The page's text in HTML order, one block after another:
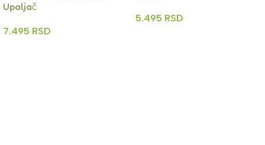
Upaljač
7.495 RSD
5.495 RSD